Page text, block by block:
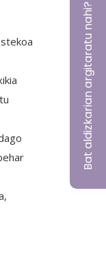
Bat aldizkarian argitaratu nahi?